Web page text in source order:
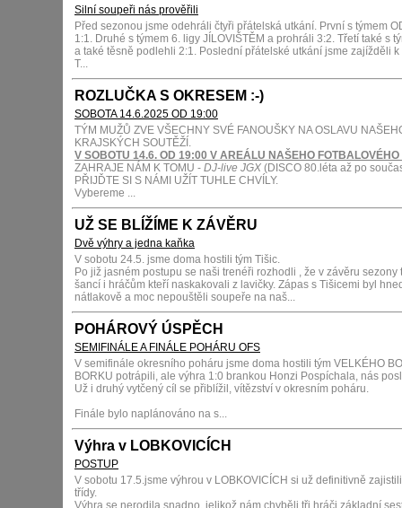
Silní soupeři nás prověřili
Před sezonou jsme odehráli čtyři přátelská utkání. První s týmem
1:1. Druhé s týmem 6. ligy JÍLOVIŠTĚM a prohráli 3:2. Třetí také s
a také těsně podlehli 2:1. Poslední přátelské utkání jsme zajížděli
T...
ROZLUČKA S OKRESEM :-)
SOBOTA 14.6.2025 OD 19:00
TÝM MUŽŮ ZVE VŠECHNY SVÉ FANOUŠKY NA OSLAVU
KRAJSKÝCH SOUTĚŽÍ.
V SOBOTU 14.6. OD 19:00 V AREÁLU NAŠEHO FOTBALOVÉHO
ZAHRAJE NÁM K TOMU - DJ-live JGX (DISCO 80.léta až po
PŘIJĎTE SI S NÁMI UŽÍT TUHLE CHVÍLY.
Vybereme ...
UŽ SE BLÍŽÍME K ZÁVĚRU
Dvě výhry a jedna kaňka
V sobotu 24.5. jsme doma hostili tým Tišic.
Po již jasném postupu se naši trenéři rozhodli , že v závěru
šancí i hráčům kteří naskakovali z lavičky. Zápas s Tišicemi byl
nátlakově a moc nepouštěli soupeře na naš...
POHÁROVÝ ÚSPĚCH
SEMIFINÁLE A FINÁLE POHÁRU OFS
V semifinále okresního poháru jsme doma hostili tým VELKÉHO
BORKU potrápili, ale výhra 1:0 brankou Honzi Pospíchala, nás
Už i druhý vytčený cíl se přiblížil, vítězství v okresním poháru.
Finále bylo naplánováno na s...
Výhra v LOBKOVICÍCH
POSTUP
V sobotu 17.5.jsme výhrou v LOBKOVICÍCH si už definitivně
třídy.
Výhra se nerodila snadno, jelikož nám chyběli tři hráči základní